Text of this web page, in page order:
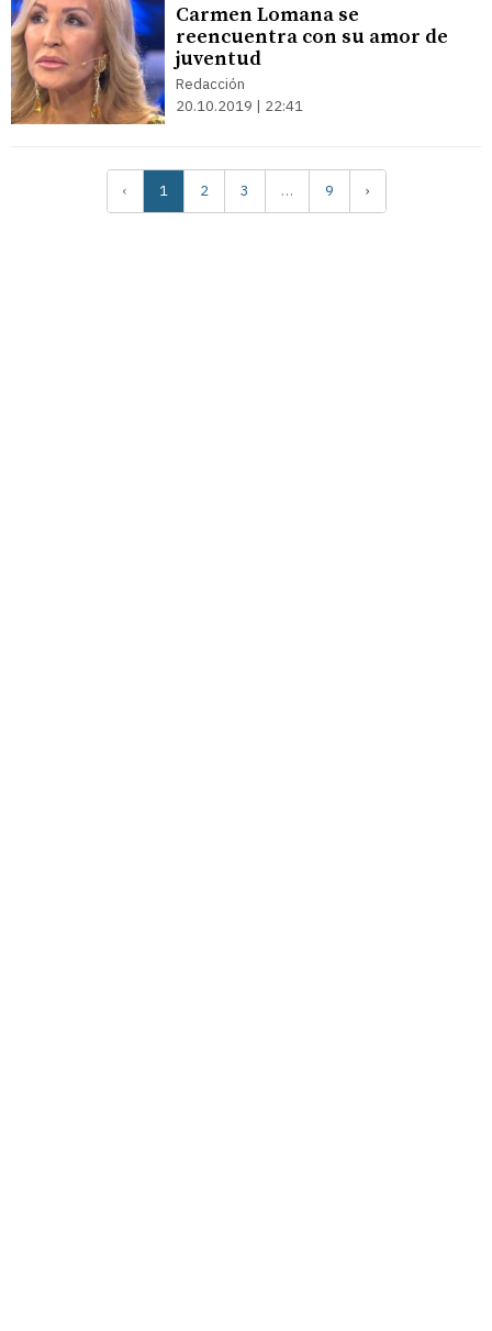
Carmen Lomana se
reencuentra con su amor de
juventud
Redacción
20.10.2019 | 22:41
‹ 1 2 3 … 9 ›